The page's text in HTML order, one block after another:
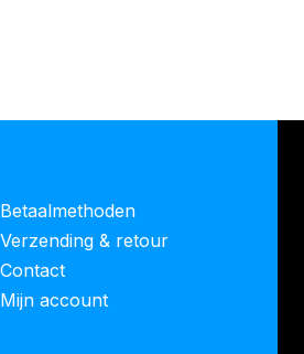
Betaalmethoden
Verzending & retour
Contact
Mijn account